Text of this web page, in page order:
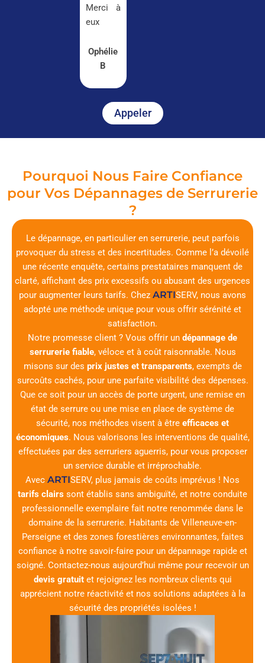
Merci à
eux
Ophélie
B
Appeler
Pourquoi Nous Faire Confiance
pour Vos Dépannages de Serrurerie
?
Le dépannage, en particulier en serrurerie, peut parfois
provoquer du stress et des incertitudes. Comme l’a dévoilé
une récente enquête, certains prestataires manquent de
clarté, affichant des prix excessifs ou abusant des urgences
pour augmenter leurs tarifs. Chez ARTISERV, nous avons
adopté une méthode unique pour vous offrir sérénité et
satisfaction.
Notre promesse client ? Vous offrir un dépannage de
serrurerie fiable, véloce et à coût raisonnable. Nous
misons sur des prix justes et transparents, exempts de
surcoûts cachés, pour une parfaite visibilité des dépenses.
Que ce soit pour un accès de porte urgent, une remise en
état de serrure ou une mise en place de système de
sécurité, nos méthodes visent à être efficaces et
économiques. Nous valorisons les interventions de qualité,
effectuées par des serruriers aguerris, pour vous proposer
un service durable et irréprochable.
Avec ARTISERV, plus jamais de coûts imprévus ! Nos
tarifs clairs sont établis sans ambiguïté, et notre conduite
professionnelle exemplaire fait notre renommée dans le
domaine de la serrurerie. Habitants de Villeneuve-en-
Perseigne et des zones forestières environnantes, faites
confiance à notre savoir-faire pour un dépannage rapide et
soigné. Contactez-nous aujourd’hui même pour recevoir un
devis gratuitet rejoignez les nombreux clients qui
apprécient notre réactivité et nos solutions adaptées à la
sécurité des propriétés isolées !